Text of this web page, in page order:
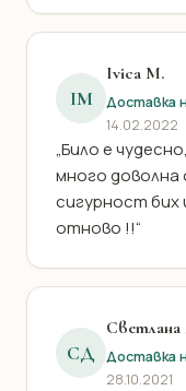
IM
Ivica M.
Доставка
14.02.2022
„Било е
много
сигурност бих
отново !!“
СД Доставка
28.10.2021